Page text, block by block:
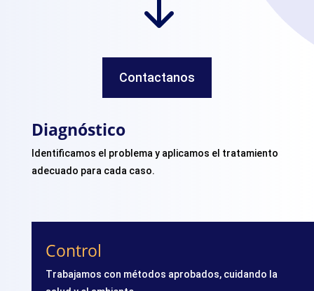
Contactanos
Diagnóstico
Identificamos el problema y aplicamos el tratamiento
adecuado para cada caso.
Control
Trabajamos con métodos aprobados, cuidando la